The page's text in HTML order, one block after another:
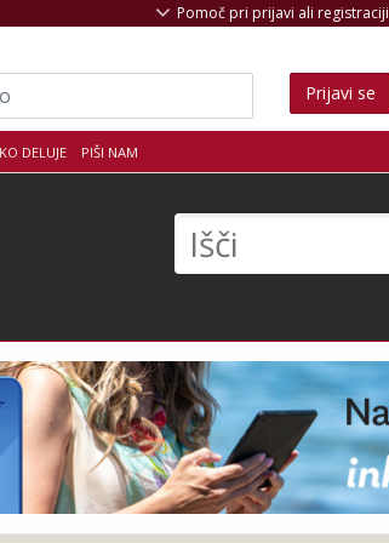
DELUJE PIŠI NAM
Pomoč pri prijavi ali registraciji
Prijavi se